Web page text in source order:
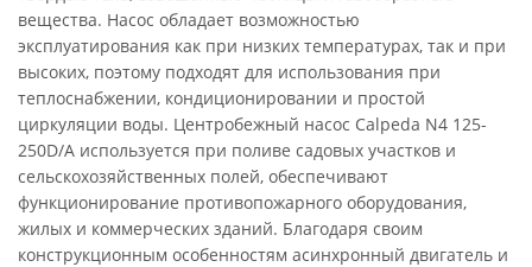
вещества. Насос обладает возможностью
эксплуатирования как при низких температурах, так и при
высоких, поэтому подходят для использования при
теплоснабжении, кондиционировании и простой
циркуляции воды. Центробежный насос Calpeda N4 125-
250D/A используется при поливе садовых участков и
сельскохозяйственных полей, обеспечивают
функционирование противопожарного оборудования,
жилых и коммерческих зданий. Благодаря своим
конструкционным особенностям асинхронный двигатель и